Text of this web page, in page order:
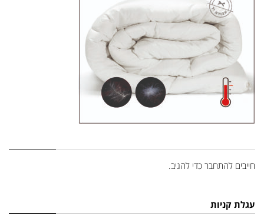
חייבים להתחבר כדי להגיב.
עגלת קניות